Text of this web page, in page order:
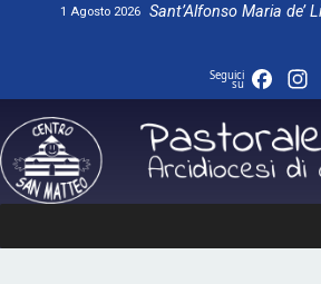
1 Agosto 2026 Sant’Alfonso Maria de’
Seguici
su